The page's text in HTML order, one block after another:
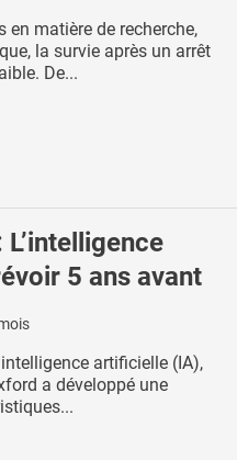
matière de recherche,
la survie après un arrêt
De...
L’intelligence
5 ans avant
artificielle (IA),
a développé une